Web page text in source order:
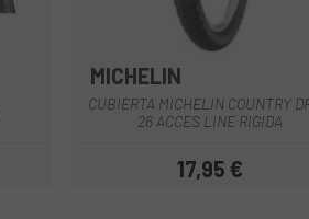
MICHELIN
CUBIERTA MICHELIN COUNTRY
26 ACCES LINE RIGIDA
Prezzo
17,95 €